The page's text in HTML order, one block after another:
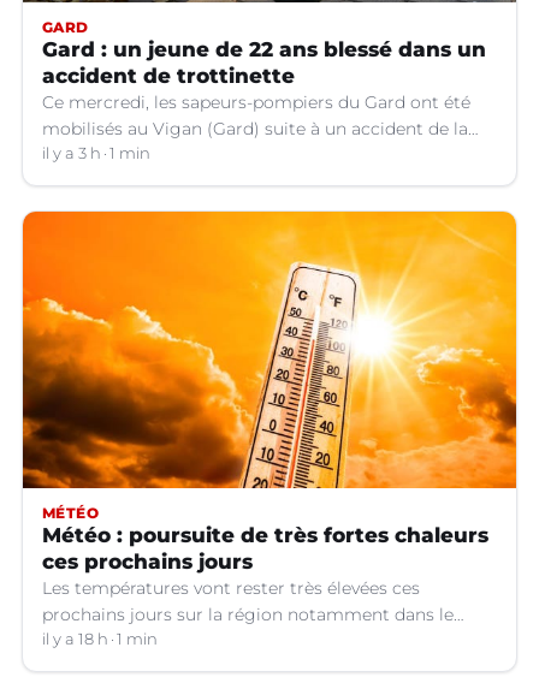
GARD
Gard : un jeune de 22 ans blessé dans un
accident de trottinette
Ce mercredi, les sapeurs-pompiers du Gard ont été
mobilisés au Vigan (Gard) suite à un accident de la
circulation impliquant le conducteur d'une trottinette
qui souffre d'un traumatisme crânien.
il y a 3 h 1 min
MÉTÉO
Météo : poursuite de très fortes chaleurs
ces prochains jours
Les températures vont rester très élevées ces
prochains jours sur la région notamment dans le
Languedoc.
il y a 18 h 1 min